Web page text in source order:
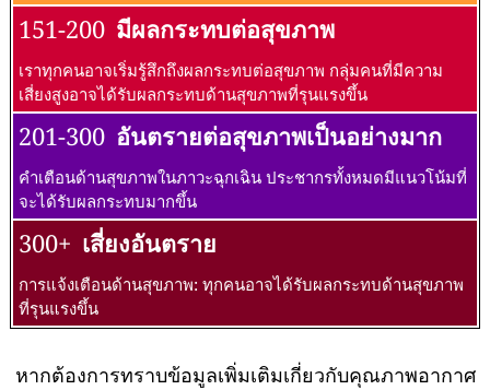
151-200 มีผลกระทบต่อสุขภาพ
เราทุกคนอาจเริ่มรู้สึกถึงผลกระทบต่อสุขภาพ กลุ่มคนที่มีความ
เสี่ยงสูงอาจได้รับผลกระทบด้านสุขภาพที่รุนแรงขึ้น
201-300 อันตรายต่อสุขภาพเป็นอย่างมาก
คำเตือนด้านสุขภาพในภาวะฉุกเฉิน ประชากรทั้งหมดมีแนวโน้มที่
จะได้รับผลกระทบมากขึ้น
300+ เสี่ยงอันตราย
การแจ้งเตือนด้านสุขภาพ: ทุกคนอาจได้รับผลกระทบด้านสุขภาพ
ที่รุนแรงขึ้น
หากต้องการทราบข้อมูลเพิ่มเติมเกี่ยวกับคุณภาพอากาศ